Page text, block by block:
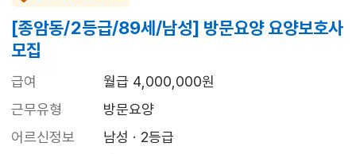
[종암동/2등급/89세/남성] 방문요양 요양보호사
모집
급여
월급 4,000,000원
근무유형
방문요양
어르신정보
남성 · 2등급